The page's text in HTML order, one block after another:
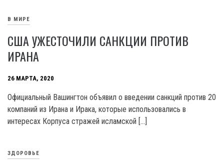
В МИРЕ
США УЖЕСТОЧИЛИ САНКЦИИ ПРОТИВ
ИРАНА
26 МАРТА, 2020
Официальный Вашингтон объявил о введении санкций против 20
компаний из Ирана и Ирака, которые использовались в
интересах Корпуса стражей исламской […]
ЗДОРОВЬЕ